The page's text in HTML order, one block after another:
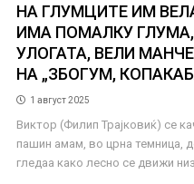
НА ГЛУМЦИТЕ ИМ
ИМА ПОМАЛКУ
УЛОГАТА, ВЕЛИ
НА „ЗБОГУМ,
1 август 2025
Виктор (Филип Трајковиќ) се
пашин амам, во црна темница,
гледаа како лесно се движи низ